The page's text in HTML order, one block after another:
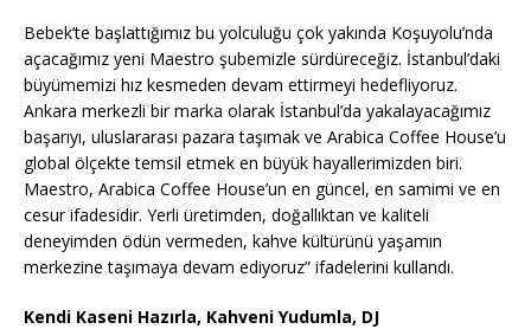
Bebek’te başlattığımız bu yolculuğu çok yakında Koşuyolu’nda
açacağımız yeni Maestro şubemizle sürdüreceğiz. İstanbul’daki
büyümemizi hız kesmeden devam ettirmeyi hedefliyoruz.
Ankara merkezli bir marka olarak İstanbul’da yakalayacağımız
başarıyı, uluslararası pazara taşımak ve Arabica Coffee House’u
global ölçekte temsil etmek en büyük hayallerimizden biri.
Maestro, Arabica Coffee House’un en güncel, en samimi ve en
cesur ifadesidir. Yerli üretimden, doğallıktan ve kaliteli
deneyimden ödün vermeden, kahve kültürünü yaşamın
merkezine taşımaya devam ediyoruz” ifadelerini kullandı.
Kendi Kaseni Hazırla, Kahveni Yudumla, DJ